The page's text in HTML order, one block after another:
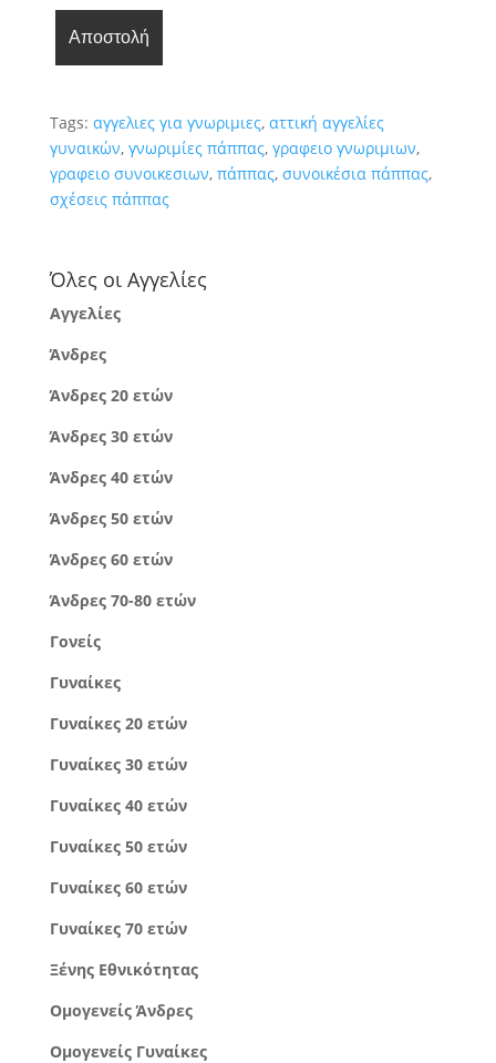
Tags: αγγελιες για γνωριμιες, αττική αγγελίες
γυναικών, γνωριμίες πάππας, γραφειο γνωριμιων,
γραφειο συνοικεσιων, πάππας, συνοικέσια πάππας,
σχέσεις πάππας
Όλες οι Αγγελίες
Αγγελίες
Άνδρες
Άνδρες 20 ετών
Άνδρες 30 ετών
Άνδρες 40 ετών
Άνδρες 50 ετών
Άνδρες 60 ετών
Άνδρες 70-80 ετών
Γονείς
Γυναίκες
Γυναίκες 20 ετών
Γυναίκες 30 ετών
Γυναίκες 40 ετών
Γυναίκες 50 ετών
Γυναίκες 60 ετών
Γυναίκες 70 ετών
Ξένης Εθνικότητας
Ομογενείς Άνδρες
Ομογενείς Γυναίκες